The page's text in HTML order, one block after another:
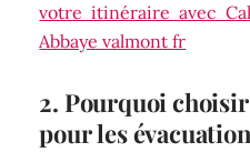
votre itinéraire avec
Abbaye valmont fr
2. Pourquoi
pour les